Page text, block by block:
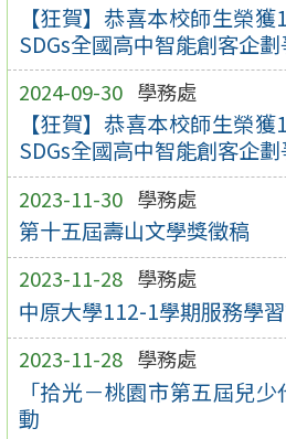
【狂賀】恭喜本校師生榮
SDGs全國高中智能創客企
2024-09-30 學務處
【狂賀】恭喜本校師生榮
SDGs全國高中智能創客企
2023-11-30 學務處
第十五屆壽山文學獎徵稿
2023-11-28 學務處
中原大學112-1學期服務學
2023-11-28 學務處
「拾光－桃園市第五屆兒
動